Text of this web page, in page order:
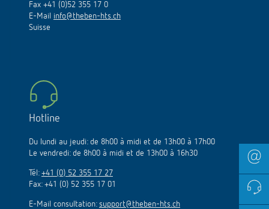
Fax +41 (0)52 355 17 0
E-Mail info@theben-hts.ch
Suisse
Hotline
Du lundi au jeudi: de 8h00 à midi et de 13h00 à 17h00
Le vendredi: de 8h00 à midi et de 13h00 à 16h30
Tél: +41 (0) 52 355 17 27
Fax: +41 (0) 52 355 17 01
E-Mail consultation: support@theben-hts.ch